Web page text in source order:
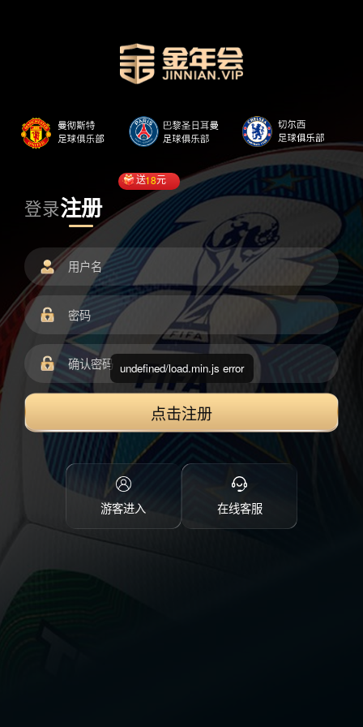
登录注册
送18元
点击注册
游客进入 在线客服
undefined/load.min.js error